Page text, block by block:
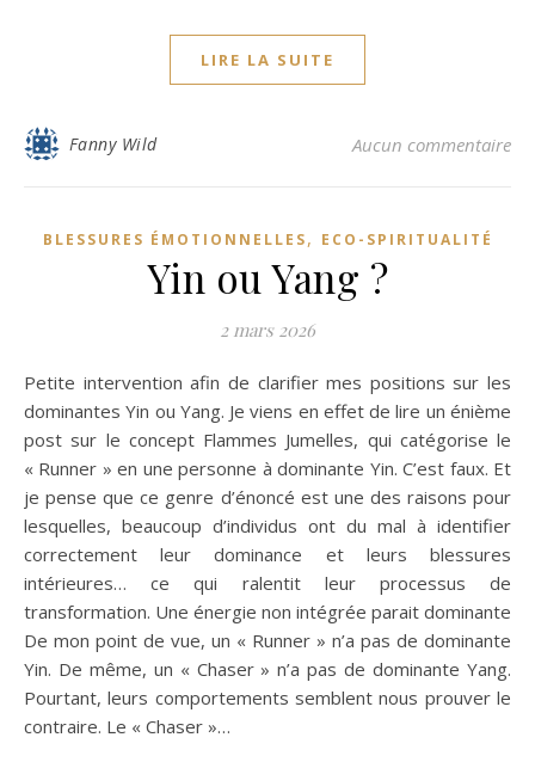
LIRE LA SUITE
Fanny Wild Aucun commentaire
BLESSURES ÉMOTIONNELLES, ECO-SPIRITUALITÉ
Yin ou Yang ?
2 mars 2026
Petite intervention afin de clarifier mes positions sur les
dominantes Yin ou Yang. Je viens en effet de lire un énième
post sur le concept Flammes Jumelles, qui catégorise le
« Runner » en une personne à dominante Yin. C’est faux. Et
je pense que ce genre d’énoncé est une des raisons pour
lesquelles, beaucoup d’individus ont du mal à identifier
correctement leur dominance et leurs blessures
intérieures… ce qui ralentit leur processus de
transformation. Une énergie non intégrée parait dominante
De mon point de vue, un « Runner » n’a pas de dominante
Yin. De même, un « Chaser » n’a pas de dominante Yang.
Pourtant, leurs comportements semblent nous prouver le
contraire. Le « Chaser »…